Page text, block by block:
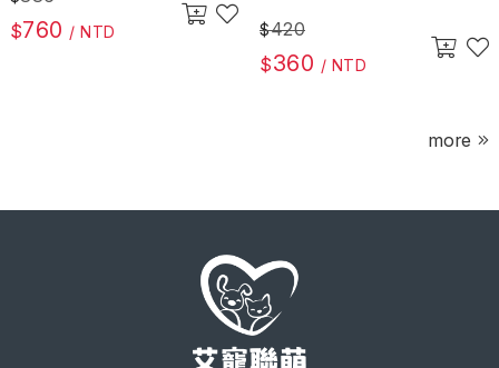
$760 / NTD $420
$360 / NTD
more